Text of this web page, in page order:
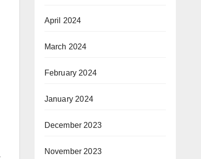
April 2024
March 2024
February 2024
January 2024
December 2023
November 2023